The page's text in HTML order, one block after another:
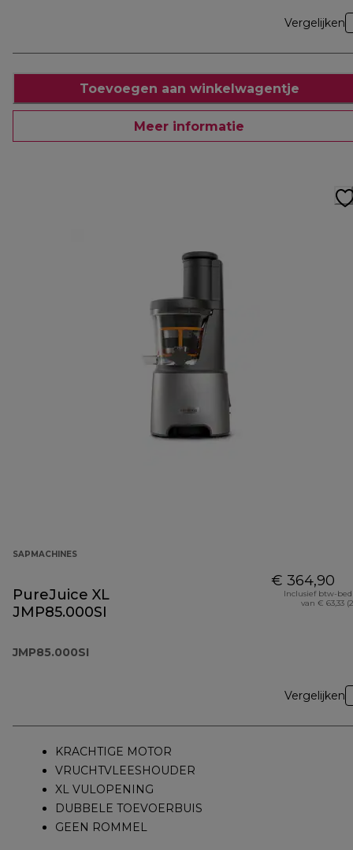
Vergelijken
Toevoegen aan winkelwagentje
Meer informatie
SAPMACHINES
PureJuice XL
JMP85.000SI
JMP85.000SI
€ 364,90
Inclusief btw-
van € 63,33
Vergelijken
KRACHTIGE MOTOR
VRUCHTVLEESHOUDER
XL VULOPENING
DUBBELE TOEVOERBUIS
GEEN ROMMEL